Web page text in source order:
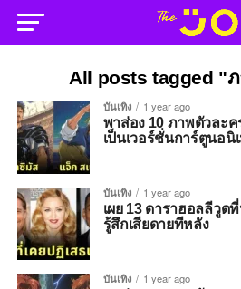
All posts tagged "
บันเทิง 1 year ago
พาส่อง 10 ภาพตัวละค
เป็นเวอร์ชั่นการ์ตูนอนิ
บันเทิง 1 year ago
เผย 13 ดาราฮอลลีวูด
รู้สึกเสียดายทีหลัง
บันเทิง 1 year ago